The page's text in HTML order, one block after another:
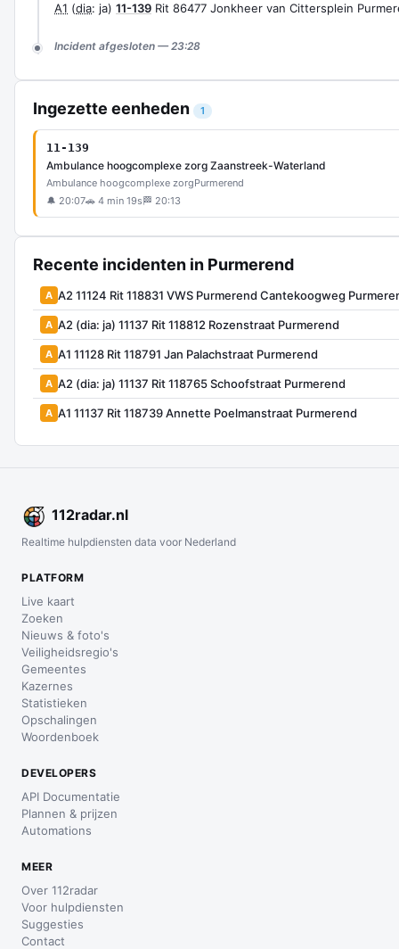
A1 (dia: ja) 11-139 Rit 86477 Jonkheer van Cittersplein
Incident afgesloten — 23:28
Ingezette eenheden 1
11-139
Ambulance hoogcomplexe zorg Zaanstreek-Waterland
Ambulance hoogcomplexe zorgPurmerend
🔔 20:07🚗 4 min 19s 🏁 20:13
Recente incidenten in Purmerend
A A2 11124 Rit 118831 VWS Purmerend Cantekoogweg
A A2 (dia: ja) 11137 Rit 118812 Rozenstraat Purmerend
A A1 11128 Rit 118791 Jan Palachstraat Purmerend
A A2 (dia: ja) 11137 Rit 118765 Schoofstraat Purmerend
A A1 11137 Rit 118739 Annette Poelmanstraat Purmerend
112radar.nl
Realtime hulpdiensten data voor Nederland
PLATFORM
Live kaart
Zoeken
Nieuws & foto's
Veiligheidsregio's
Gemeentes
Kazernes
Statistieken
Opschalingen
Woordenboek
DEVELOPERS
API Documentatie
Plannen & prijzen
Automations
MEER
Over 112radar
Voor hulpdiensten
Suggesties
Contact